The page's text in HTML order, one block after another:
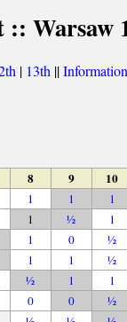
Warsaw
| 13th ||Information
8 9 10
1 1 1
1 ½ 1
1 0 ½
1 1 ½
½ 1 1
0 0 ½